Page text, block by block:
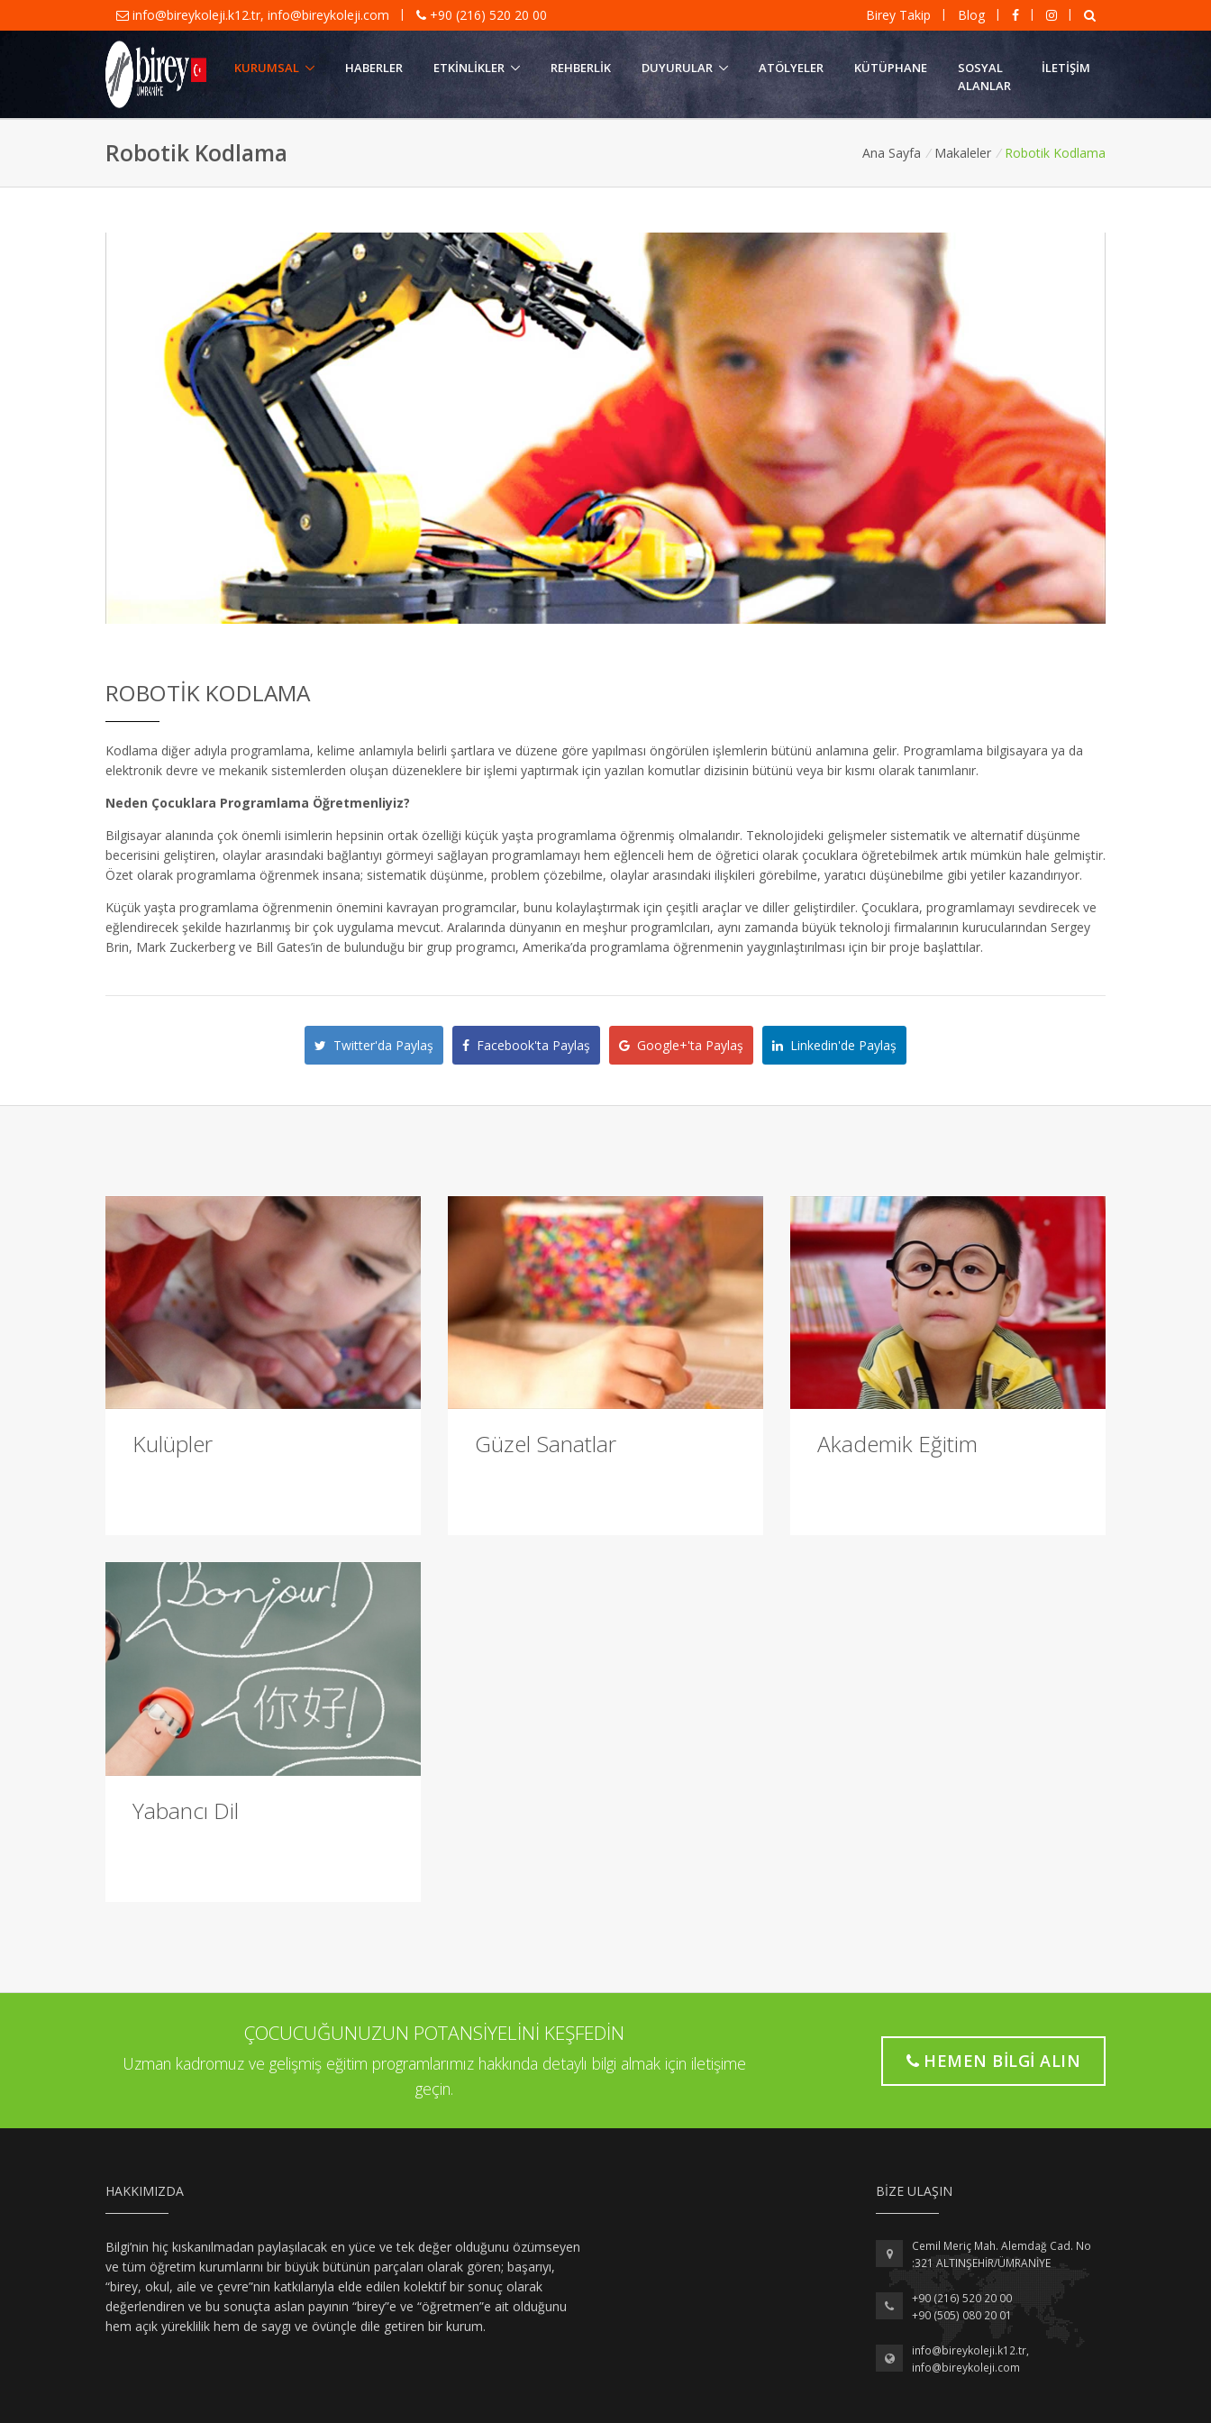
info@bireykoleji.k12.tr, info@bireykoleji.com | +90 (216) 520 20 00 Birey Takip | Blog | | |
KURUMSAL HABERLER ETKINLIKLER REHBERLIK DUYURULAR ATÖLYELER KÜTÜPHANE
SOSYAL
ALANLAR
İLETIŞIM
Robotik Kodlama Ana Sayfa / Makaleler / Robotik Kodlama
ROBOTIK KODLAMA
Kodlama diğer adıyla programlama, kelime anlamıyla belirli şartlara ve düzene göre yapılması öngörülen işlemlerin bütünü anlamına gelir. Programlama bilgisayara ya da
elektronik devre ve mekanik sistemlerden oluşan düzeneklere bir işlemi yaptırmak için yazılan komutlar dizisinin bütünü veya bir kısmı olarak tanımlanır.
Neden Çocuklara Programlama Öğretmenliyiz?
Bilgisayar alanında çok önemli isimlerin hepsinin ortak özelliği küçük yaşta programlama öğrenmiş olmalarıdır. Teknolojideki gelişmeler sistematik ve alternatif düşünme
becerisini geliştiren, olaylar arasındaki bağlantıyı görmeyi sağlayan programlamayı hem eğlenceli hem de öğretici olarak çocuklara öğretebilmek artık mümkün hale gelmiştir.
Özet olarak programlama öğrenmek insana; sistematik düşünme, problem çözebilme, olaylar arasındaki ilişkileri görebilme, yaratıcı düşünebilme gibi yetiler kazandırıyor.
Küçük yaşta programlama öğrenmenin önemini kavrayan programcılar, bunu kolaylaştırmak için çeşitli araçlar ve diller geliştirdiler. Çocuklara, programlamayı sevdirecek ve
eğlendirecek şekilde hazırlanmış bir çok uygulama mevcut. Aralarında dünyanın en meşhur programlcıları, aynı zamanda büyük teknoloji firmalarının kurucularından Sergey
Brin, Mark Zuckerberg ve Bill Gates’in de bulunduğu bir grup programcı, Amerika’da programlama öğrenmenin yaygınlaştırılması için bir proje başlattılar.
Twitter'da Paylaş Facebook'ta Paylaş Google+'ta Paylaş Linkedin'de Paylaş
Kulüpler Güzel Sanatlar Akademik Eğitim
Yabancı Dil
ÇOCUCUĞUNUZUN POTANSİYELİNİ KEŞFEDİN
Uzman kadromuz ve gelişmiş eğitim programlarımız hakkında detaylı bilgi almak için iletişime
geçin.
HEMEN BILGI ALIN
HAKKIMIZDA
Bilgi’nin hiç kıskanılmadan paylaşılacak en yüce ve tek değer olduğunu özümseyen
ve tüm öğretim kurumlarını bir büyük bütünün parçaları olarak gören; başarıyı,
“birey, okul, aile ve çevre”nin katkılarıyla elde edilen kolektif bir sonuç olarak
değerlendiren ve bu sonuçta aslan payının “birey”e ve “öğretmen”e ait olduğunu
hem açık yüreklilik hem de saygı ve övünçle dile getiren bir kurum.
BIZE ULAŞIN
Cemil Meriç Mah. Alemdağ Cad. No
:321 ALTINŞEHİR/ÜMRANİYE
+90 (216) 520 20 00
+90 (505) 080 20 01
info@bireykoleji.k12.tr,
info@bireykoleji.com